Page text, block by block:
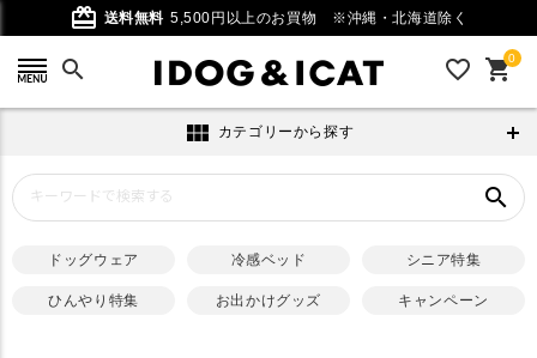
card_giftcard 送料無料 5,500円以上のお買物 ※沖縄・北海道除く
search favorite_outline 0
shopping_cart
view_module カテゴリーから探す
search
ドッグウェア 冷感ベッド シニア特集
ひんやり特集 お出かけグッズ キャンペーン